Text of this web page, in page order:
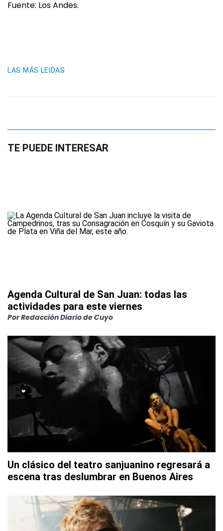
Fuente: Los Andes.
LAS MÁS LEIDAS
TE PUEDE INTERESAR
Agenda Cultural de San Juan: todas las
actividades para este viernes
PorRedacción Diario de Cuyo
Un clásico del teatro sanjuanino regresará a
escena tras deslumbrar en Buenos Aires